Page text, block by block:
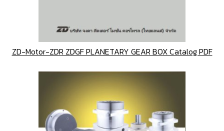
ZD-Motor-ZDR ZDGF PLANETARY GEAR BOX Catalog PDF